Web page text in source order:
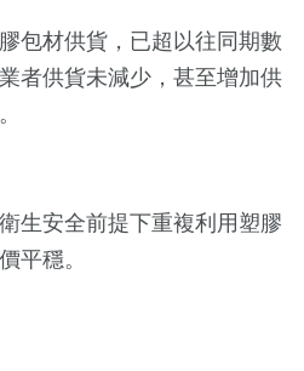
包材供貨，已超以往同期數
者供貨未減少，甚至增加供
生安全前提下重複利用塑膠
平穩。